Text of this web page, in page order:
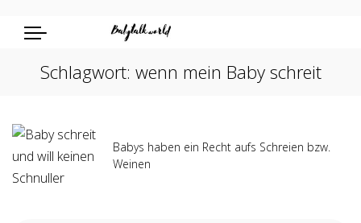
Schlagwort: wenn mein Baby schreit
Babys haben ein Recht aufs Schreien bzw.
Weinen